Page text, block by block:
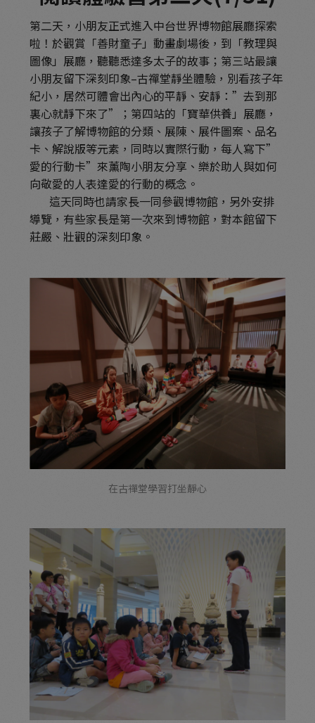
第二天，小朋友正式進入中台世界博物館展廳探索
啦！於觀賞「善財童子」動畫劇場後，到「教理與
圖像」展廳，聽聽悉達多太子的故事；第三站最讓
小朋友留下深刻印象–古禪堂靜坐體驗，別看孩子年
紀小，居然可體會出內心的平靜、安靜：”去到那
裏心就靜下來了”；第四站的「寶華供養」展廳，
讓孩子了解博物館的分類、展陳、展件圖案、品名
卡、解說版等元素，同時以實際行動，每人寫下”
愛的行動卡”來薰陶小朋友分享、樂於助人與如何
向敬愛的人表達愛的行動的概念。
這天同時也請家長一同參觀博物館，另外安排
導覽，有些家長是第一次來到博物館，對本館留下
莊嚴、壯觀的深刻印象。
在古禪堂學習打坐靜心